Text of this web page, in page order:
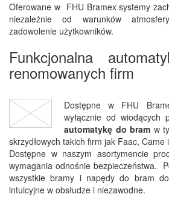
Oferowane w FHU Bramex systemy
niezależnie od warunków
zadowolenie użytkowników.
Funkcjonalna
renomowanych firm
Dostępne w FHU
wyłącznie od wiodących
automatykę do bram w
skrzydłowych takich firm jak Faac, Came
Dostępne w naszym asortymencie
wymagania odnośnie bezpieczeństwa.
wszystkie bramy i napędy do bram
intuicyjne w obsłudze i niezawodne.